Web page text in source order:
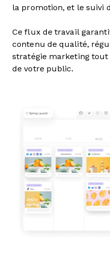
la promotion, et le suivi
Ce flux de travail
contenu de qualité,
stratégie marketing tout
de votre public.